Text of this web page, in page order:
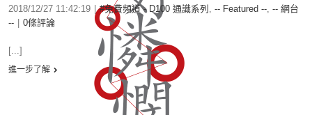
2018/12/27 11:42:19 #免費頻道 - D100 通識系列 , -- Featured --, -- 網台
--
0條評論
[...]
進一步了解